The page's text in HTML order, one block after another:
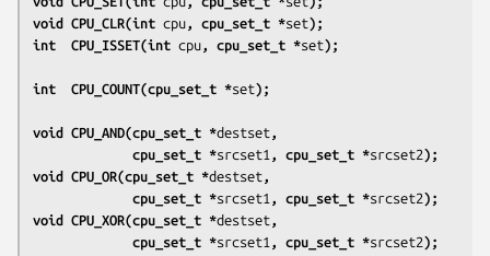
void CPU_CLR(int cpu , cpu_set_t *set);
int  CPU_ISSET(int cpu , cpu_set_t *set);
int  CPU_COUNT(cpu_set_t *set);
void CPU_AND(cpu_set_t *destset ,
             cpu_set_t *
srcset1 , cpu_set_t *srcset2);
void CPU_OR(cpu_set_t *destset ,
             cpu_set_t *
srcset1 , cpu_set_t *srcset2);
void CPU_XOR(cpu_set_t *destset ,
             cpu_set_t *
srcset1 , cpu_set_t *srcset2);